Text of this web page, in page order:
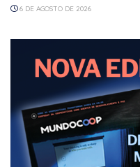
6 DE AGOSTO DE 2026